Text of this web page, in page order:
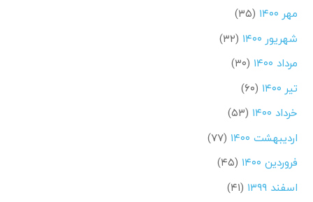
مهر ۱۴۰۰
(۳۵)
شهریور ۱۴۰۰
(۳۲)
مرداد ۱۴۰۰
(۳۰)
تیر ۱۴۰۰
(۶۰)
خرداد ۱۴۰۰
(۵۳)
اردیبهشت ۱۴۰۰
(۷۷)
فروردین ۱۴۰۰
(۴۵)
اسفند ۱۳۹۹
(۴۱)